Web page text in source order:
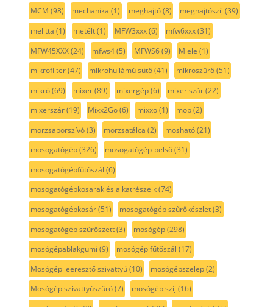
MCM (98) mechanika (1) meghajtó(8) meghajtószíj (39)
melitta (1) metélt(1) MFW3xxx(6) mfw6xxx(31)
MFW45XXX(24) mfws4(5) MFWS6(9) Miele (1)
mikrofilter(47) mikrohullámú sütő(41) mikroszűrő(51)
mikró(69) mixer(89) mixergép(6) mixer szár(22)
mixerszár(19) Mixx2Go(6) mixxo(1) mop(2)
morzsaporszívó(3) morzsatálca (2) mosható(21)
mosogatógép(326) mosogatógép-belső(31)
mosogatógépfűtőszál (6)
mosogatógépkosarak és alkatrészeik(74)
mosogatógépkosár(51) mosogatógép szűrőkészlet(3)
mosogatógép szűrőszett(3) mosógép(298)
mosógépablakgumi (9) mosógép fűtőszál (17)
Mosógép leeresztő szivattyú(10) mosógépszelep(2)
Mosógép szivattyúszűrő(7) mosógép szíj (16)